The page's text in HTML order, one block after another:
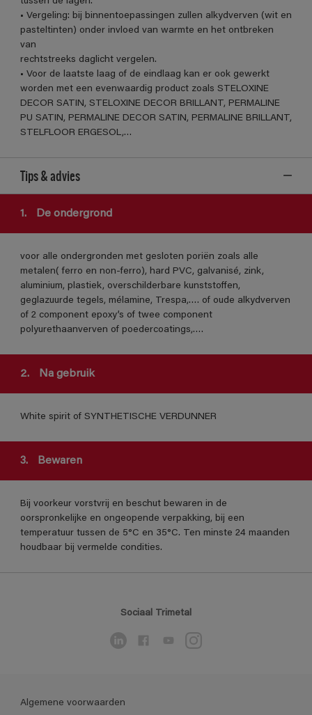
• Vergeling: bij binnentoepassingen zullen alkydverven (wit en
pasteltinten) onder invloed van warmte en het ontbreken
van
rechtstreeks daglicht vergelen.
• Voor de laatste laag of de eindlaag kan er ook gewerkt
worden met een evenwaardig product zoals STELOXINE
DECOR SATIN, STELOXINE DECOR BRILLANT, PERMALINE
PU SATIN, PERMALINE DECOR SATIN, PERMALINE BRILLANT,
STELFLOOR ERGESOL,…
Tips & advies
1. De ondergrond
voor alle ondergronden met gesloten poriën zoals alle
metalen( ferro en non-ferro), hard PVC, galvanisé, zink,
aluminium, plastiek, overschilderbare kunststoffen,
geglazuurde tegels, mélamine, Trespa,…. of oude alkydverven
of 2 component epoxy’s of twee component
polyurethaanverven of poedercoatings,….
2. Na gebruik
White spirit of SYNTHETISCHE VERDUNNER
3. Bewaren
Bij voorkeur vorstvrij en beschut bewaren in de
oorspronkelijke en ongeopende verpakking, bij een
temperatuur tussen de 5°C en 35°C. Ten minste 24 maanden
houdbaar bij vermelde condities.
Sociaal Trimetal
Algemene voorwaarden